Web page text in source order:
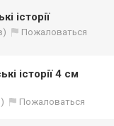
історії
Пожаловаться
історії 4 см
Пожаловаться